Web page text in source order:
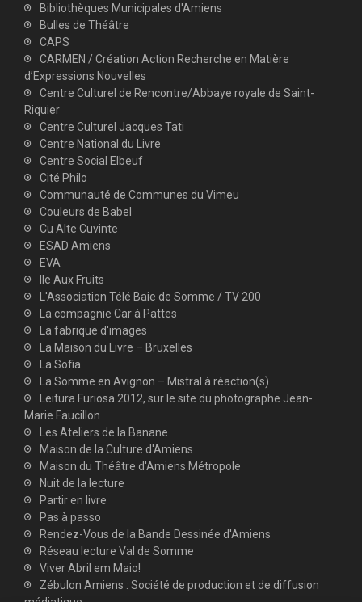
Bibliothèques Municipales d'Amiens
Bulles de Théâtre
CAPS
CARMEN / Création Action Recherche en Matière
d’Expressions Nouvelles
Centre Culturel de Rencontre/Abbaye royale de Saint-
Riquier
Centre Culturel Jacques Tati
Centre National du Livre
Centre Social Elbeuf
Cité Philo
Communauté de Communes du Vimeu
Couleurs de Babel
Cu Alte Cuvinte
ESAD Amiens
EVA
Ile Aux Fruits
L'Association Télé Baie de Somme / TV 200
La compagnie Car à Pattes
La fabrique d'images
La Maison du Livre – Bruxelles
La Sofia
La Somme en Avignon – Mistral à réaction(s)
Leitura Furiosa 2012, sur le site du photographe Jean-
Marie Faucillon
Les Ateliers de la Banane
Maison de la Culture d'Amiens
Maison du Théâtre d'Amiens Métropole
Nuit de la lecture
Partir en livre
Pas à passo
Rendez-Vous de la Bande Dessinée d'Amiens
Réseau lecture Val de Somme
Viver Abril em Maio!
Zébulon Amiens : Société de production et de diffusion